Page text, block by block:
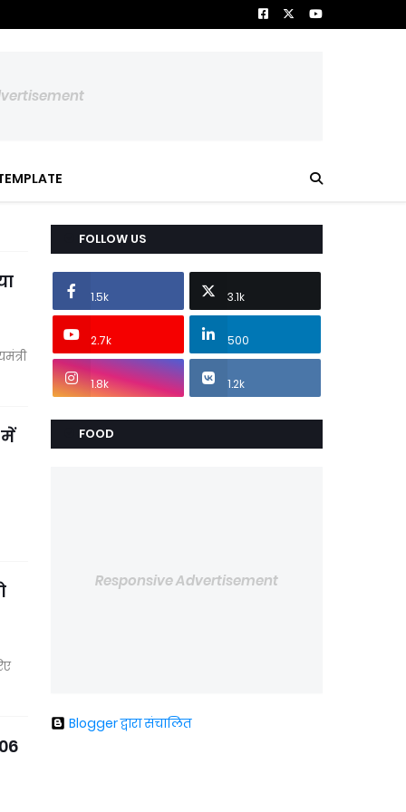
में
FOLLOW US
1.5k 3.1k
2.7k 500
1.8k 1.2k
FOOD
Responsive Advertisement
Blogger द्वारा संचालित